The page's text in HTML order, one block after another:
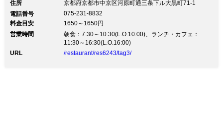
アート、ノスタルジーを感じるレストランです。ランチ
タイムにはボリュームたっぷりのサンドウィッチやパス
タ、豊富なカフェ・デザートメニューをご用意しており
ます。
住所
京都府京都市中京区河原町通三条下ル大黒町71-1
電話番号
075-231-8832
料金目安
1650～1650円
営業時間
朝食：7:30～10:30(L.O.10:00)、ランチ・カフェ：
11:30～16:30(L.O.16:00)
URL
/restaurant/res6243/tag3/